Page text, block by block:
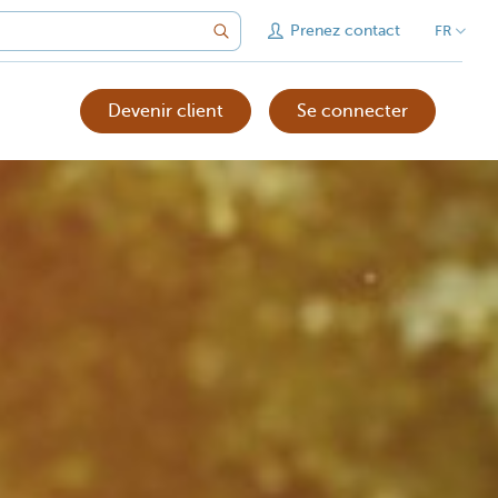
Prenez contact FR
Devenir client Se connecter